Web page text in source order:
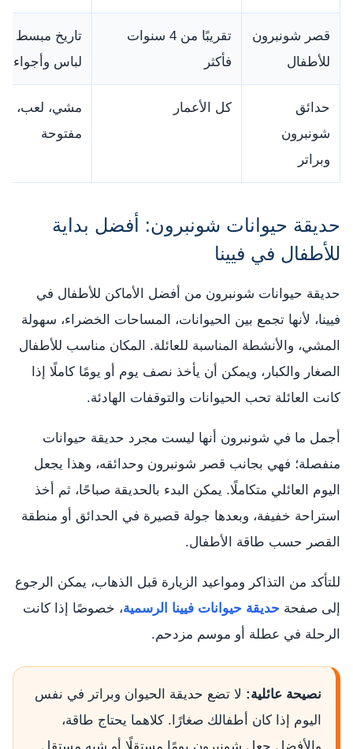
قصر شونبرون
للأطفال
تقريبًا من 4 سنوات
فأكثر
تاريخ مبسط
لباس وأجواء
حدائق
شونبرون
وبراتر
كل الأعمار
مشي، لعب،
مفتوحة
حديقة حيوانات شونبرون: أفضل بداية
للأطفال في فيينا
حديقة حيوانات شونبرون من أفضل الأماكن للأطفال في
فيينا، لأنها تجمع بين الحيوانات، المساحات الخضراء، سهولة
المشي، والأنشطة المناسبة للعائلة. المكان مناسب للأطفال
الصغار والكبار، ويمكن أن يأخذ نصف يوم أو يومًا كاملًا إذا
كانت العائلة تحب الحيوانات والتوقفات الهادئة.
أجمل ما في شونبرون أنها ليست مجرد حديقة حيوانات
منفصلة؛ فهي بجانب قصر شونبرون وحدائقه، وهذا يجعل
اليوم العائلي متكاملًا. يمكن البدء بالحديقة صباحًا، ثم أخذ
استراحة خفيفة، وبعدها جولة قصيرة في الحدائق أو منطقة
القصر حسب طاقة الأطفال.
للتأكد من التذاكر ومواعيد الزيارة قبل الذهاب، يمكن الرجوع
إلى صفحة حديقة حيوانات فيينا الرسمية، خصوصًا إذا كانت
الرحلة في عطلة أو موسم مزدحم.
نصيحة عائلية: لا تضع حديقة الحيوان وبراتر في نفس
اليوم إذا كان أطفالك صغارًا. كلاهما يحتاج طاقة،